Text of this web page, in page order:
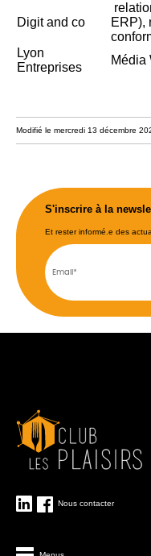
Digit and co
ERP),
Lyon
Entreprises
Média
Modifié le mercredi 13 décembre
S'inscrire à la
Et rester informé.e des
Nous contacter